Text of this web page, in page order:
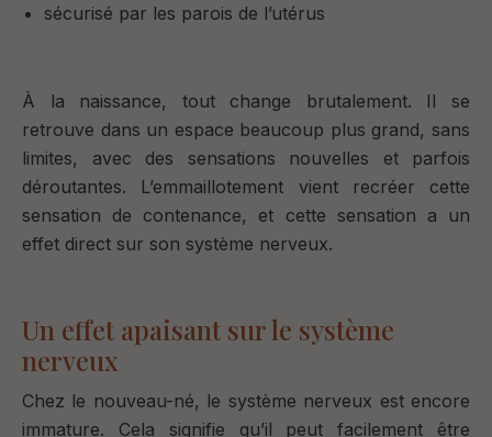
sécurisé par les parois de l’utérus
À la naissance, tout change brutalement. Il se
retrouve dans un espace beaucoup plus grand, sans
limites, avec des sensations nouvelles et parfois
déroutantes. L’emmaillotement vient recréer cette
sensation de contenance, et cette sensation a un
effet direct sur son système nerveux.
Un effet apaisant sur le système
nerveux
Chez le nouveau-né, le système nerveux est encore
immature. Cela signifie qu’il peut facilement être